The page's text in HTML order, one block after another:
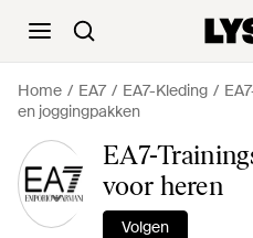
Home EA7 EA7-Kleding
en joggingpakken
EA7-
voor heren
Volgen